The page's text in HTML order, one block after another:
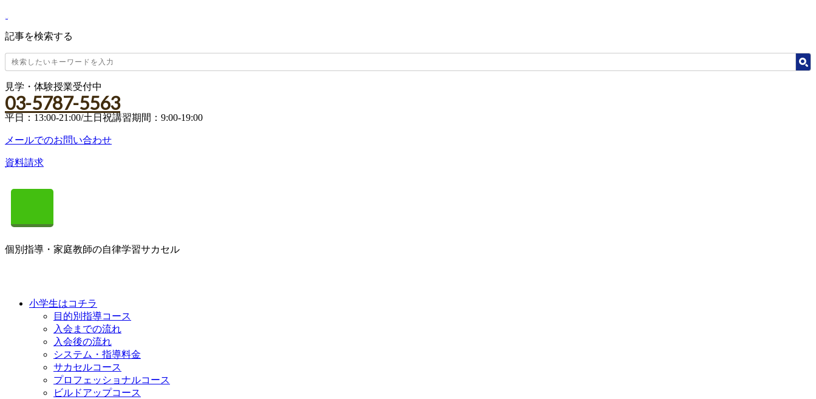
記事を検索する
見学・体験授業受付中
03-5787-5563
平日：13:00-21:00/土日祝講習期間：9:00-19:00
メールでのお問い合わせ
資料請求
個別指導・家庭教師の自律学習サカセル
小学生はコチラ
目的別指導コース
入会までの流れ
入会後の流れ
システム・指導料金
サカセルコース
プロフェッショナルコース
ビルドアップコース